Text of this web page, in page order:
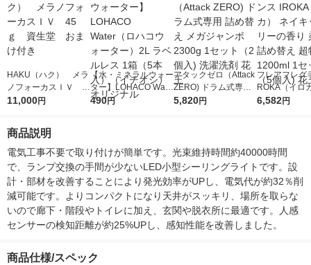
HAKU（ハク） メラ
ノフォーカスＩＶ 4
5ｇ 資生堂 おまけ
11,000円
【水・ミネラルウォー
ター】LOHACO Wate
r（ロハコウォータ
490円
アタックゼロ（Attack
ZERO) ドラム式専用
詰め替え メガジャン
5,820円
フレアフレグ
ROKA（イロ
イキッドリリ
6,582円
商品説明
電気工事不要で取り付けが簡単です。光束維持時間約40000時間
で、ランプ交換の手間が少ないLED小型シーリングライトです。設
計・部材を改善することにより発光効率がUPし、電気代が約32％削
減可能です。よりコンパクトになり天井がスッキリ、場所を取らな
いので廊下・階段やトイレに加え、玄関や脱衣所に最適です。人感
センサーの検知距離が約25%UPし、感知性能を改善しました。
商品仕様/スペック